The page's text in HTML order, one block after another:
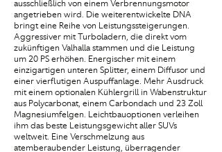
ausschließlich von einem Verbrennungsmotor
angetrieben wird. Die weiterentwickelte DNA
bringt eine Reihe von Leistungssteigerungen.
Aggressiver mit Turboladern, die direkt vom
zukünftigen Valhalla stammen und die Leistung
um 20 PS erhöhen. Energischer mit einem
einzigartigen unteren Splitter, einem Diffusor und
einer vierflutigen Auspuffanlage. Mehr Ausdruck
mit einem optionalen Kühlergrill in Wabenstruktur
aus Polycarbonat, einem Carbondach und 23 Zoll
Magnesiumfelgen. Leichtbauoptionen verleihen
ihm das beste Leistungsgewicht aller SUVs
weltweit. Eine Verschmelzung aus
atemberaubender Leistung, überragender